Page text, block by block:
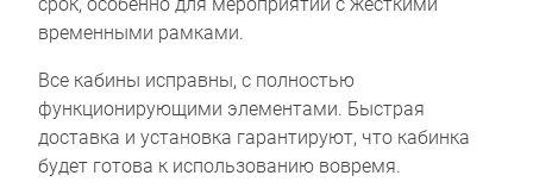
временными рамками.
Все кабины исправны, с полностью
функционирующими элементами. Быстрая
доставка и установка гарантируют, что кабинка
будет готова к использованию вовремя.